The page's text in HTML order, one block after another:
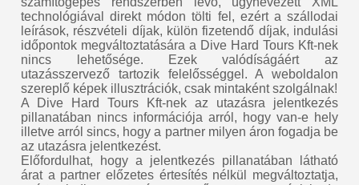
technológiával direkt módon tölti fel, ezért a szállodai
leírások, részvételi díjak, külön fizetendő díjak, indulási
időpontok megváltoztatására a Dive Hard Tours Kft-nek
nincs lehetősége. Ezek valódíságáért az
utazásszervező tartozik felelősséggel. A weboldalon
szereplő képek illusztrációk, csak mintaként szolgálnak!
A Dive Hard Tours Kft-nek az utazásra jelentkezés
pillanatában nincs információja arról, hogy van-e hely
illetve arról sincs, hogy a partner milyen áron fogadja be
az utazásra jelentkezést.
Előfordulhat, hogy a jelentkezés pillanatában látható
árat a partner előzetes értesítés nélkül megváltoztatja,